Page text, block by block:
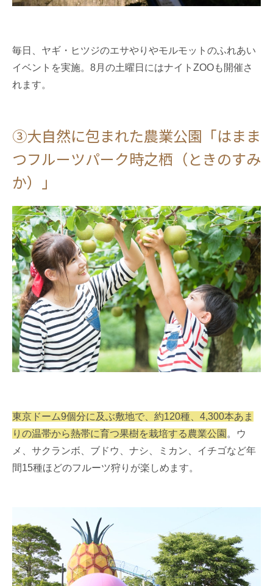
毎日、ヤギ・ヒツジのエサやりやモルモットのふれあい
イベントを実施。8月の土曜日にはナイトZOOも開催さ
れます。
③大自然に包まれた農業公園「はまま
つフルーツパーク時之栖（ときのすみ
か）」
東京ドーム9個分に及ぶ敷地で、約120種、4,300本あま
りの温帯から熱帯に育つ果樹を栽培する農業公園 。ウ
メ、サクランボ、ブドウ、ナシ、ミカン、イチゴなど年
間15種ほどのフルーツ狩りが楽しめます。